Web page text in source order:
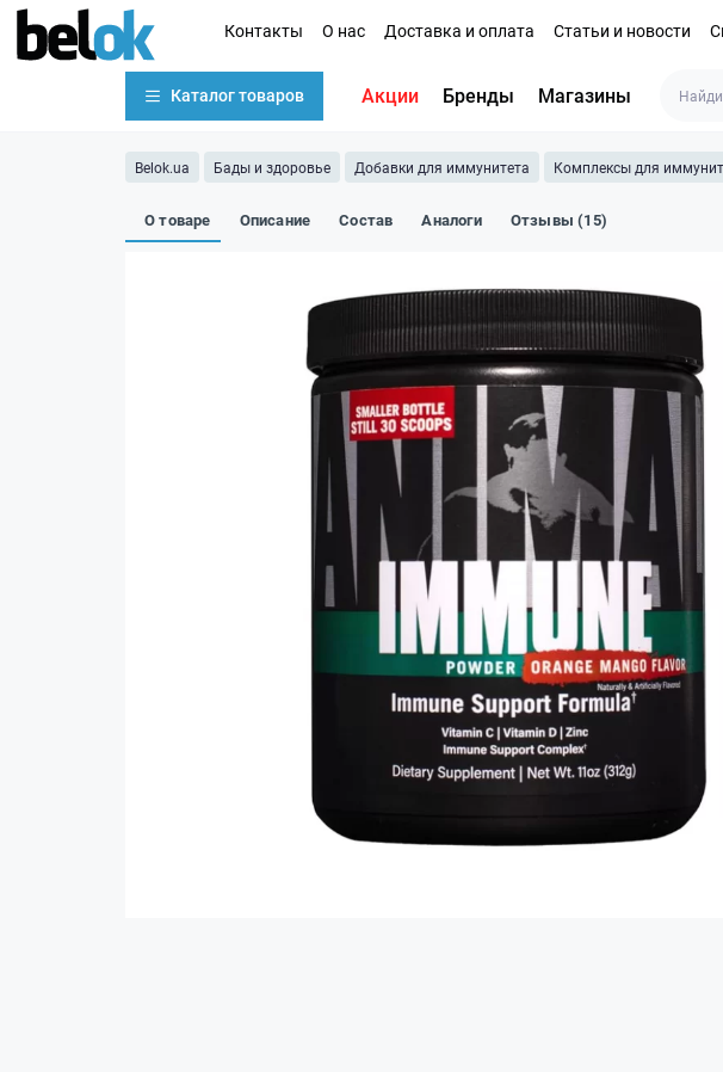
Контакты О нас Доставка и оплата Статьи и новости
Каталог товаров Акции Бренды Магазины
Belok.ua Бады и здоровье Добавки для иммунитета Комплексы для
О товаре Описание Состав Аналоги Отзывы (15)